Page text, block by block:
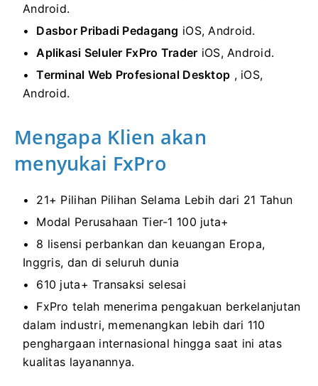
Android.
Dasbor Pribadi Pedagang iOS, Android.
Aplikasi Seluler FxPro Trader iOS, Android.
Terminal Web Profesional Desktop , iOS,
Android.
Mengapa Klien akan
menyukai FxPro
21+ Pilihan Pilihan Selama Lebih dari 21 Tahun
Modal Perusahaan Tier-1 100 juta+
8 lisensi perbankan dan keuangan Eropa,
Inggris, dan di seluruh dunia
610 juta+ Transaksi selesai
FxPro telah menerima pengakuan berkelanjutan
dalam industri, memenangkan lebih dari 110
penghargaan internasional hingga saat ini atas
kualitas layanannya.